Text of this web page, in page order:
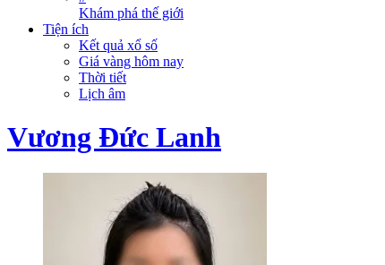
Khám phá thế giới
Tiện ích
Kết quả xổ số
Giá vàng hôm nay
Thời tiết
Lịch âm
Vương Đức Lanh